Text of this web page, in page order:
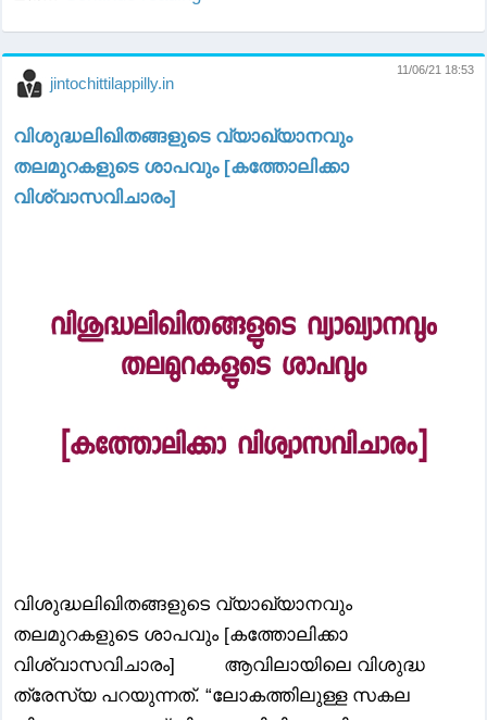
jintochittilappilly.in
11/06/21 18:53
വിശുദ്ധലിഖിതങ്ങളുടെ വ്യാഖ്യാനവും
തലമുറകളുടെ ശാപവും [കത്തോലിക്കാ
വിശ്വാസവിചാരം]
വിശുദ്ധലിഖിതങ്ങളുടെ വ്യാഖ്യാനവും
തലമുറകളുടെ ശാപവും [കത്തോലിക്കാ
വിശ്വാസവിചാരം] ആവിലായിലെ വിശുദ്ധ
ത്രേസ്യ പറയുന്നത്. “ലോകത്തിലുള്ള സകല